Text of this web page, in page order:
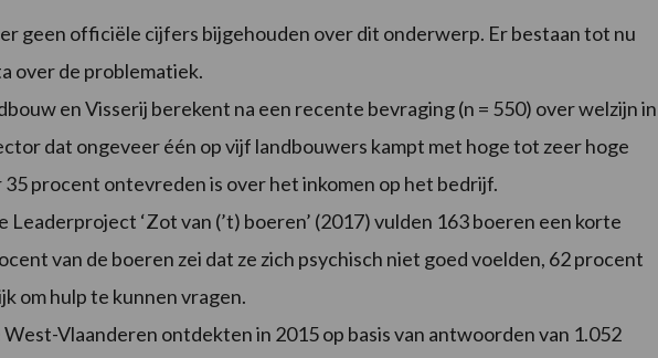
geen officiële cijfers bijgehouden over dit onderwerp. Er bestaan tot nu
over de problematiek.
en Visserij berekent na een recente bevraging (n = 550) over welzijn in
dat ongeveer één op vijf landbouwers kampt met hoge tot zeer hoge
procent ontevreden is over het inkomen op het bedrijf.
Leaderproject ‘Zot van (’t) boeren’ (2017) vulden 163 boeren een korte
van de boeren zei dat ze zich psychisch niet goed voelden, 62 procent
om hulp te kunnen vragen.
Vlaanderen ontdekten in 2015 op basis van antwoorden van 1.052